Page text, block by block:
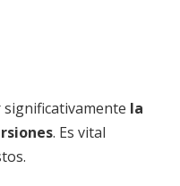
significativamente la
. Es vital